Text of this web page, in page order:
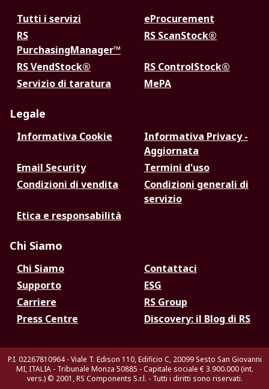
Tutti i servizi
eProcurement
RS
PurchasingManager™
RS ScanStock®
RS VendStock®
RS ControlStock®
Servizio di taratura
MePA
Legale
Informativa Cookie
Informativa Privacy -
Aggiornata
Email Security
Termini d'uso
Condizioni di vendita
Condizioni generali di
servizio
Etica e responsabilità
Chi Siamo
Chi Siamo
Contattaci
Supporto
ESG
Carriere
RS Group
Press Centre
Discovery: il Blog di RS
P.I. 02267810964 - Viale T. Edison 110, Edificio C, 20099 Sesto San Giovanni
MI, ITALIA - Tribunale Monza 50885 - Capitale sociale € 3.900.000 (int.
vers.) © 2001, RS Components S.r.l. - Tutti i diritti sono riservati.